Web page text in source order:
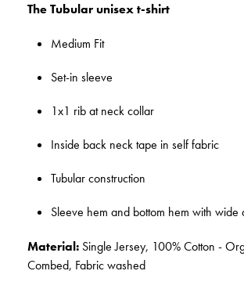
The Tubular unisex t-shirt
Medium Fit
Set-in sleeve
1x1 rib at neck collar
Inside back neck tape in self fabric
Tubular construction
Sleeve hem and bottom hem with wide
Material: Single Jersey, 100% Cotton -
Combed, Fabric washed